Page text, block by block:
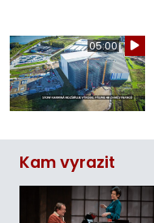
05:00
Kam vyrazit